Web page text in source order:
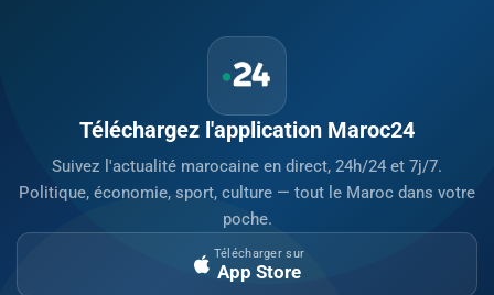
Téléchargez l'application Maroc24
Suivez l'actualité marocaine en direct, 24h/24 et 7j/7.
Politique, économie, sport, culture — tout le Maroc dans votre
poche.
Télécharger sur
App Store